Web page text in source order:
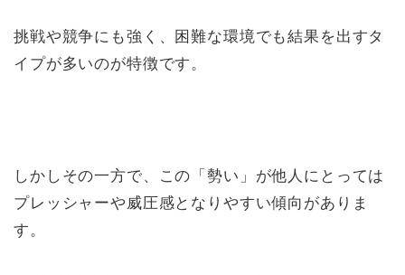
挑戦や競争にも強く、困難な環境でも結果を出すタ
イプが多いのが特徴です。
しかしその一方で、この「勢い」が他人にとっては
プレッシャーや威圧感となりやすい傾向がありま
す。